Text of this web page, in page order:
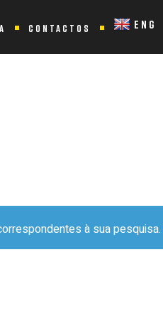
CONTACTOS ENG
à sua pesquisa.